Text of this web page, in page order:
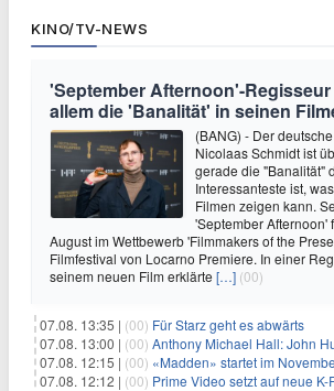
KINO/TV-NEWS
'September Afternoon'-
allem die 'Banalität' in seinen
(BANG) - Der
Nicolaas Schmidt ist
gerade die "Banalität"
Interessanteste ist,
Filmen zeigen kann.
'September Afternoon'
August im Wettbewerb 'Filmmakers of the
Filmfestival von Locarno Premiere. In einer
seinem neuen Film erklärte […] (00)
07.08. 13:35 | (00) Für Starz geht es abwärts
07.08. 13:00 | (00) Anthony Michael Hall: John Hughes sprach über eine
07.08. 12:15 | (00) «Madden» startet im
07.08. 12:12 | (00) Prime Video setzt auf neue K-